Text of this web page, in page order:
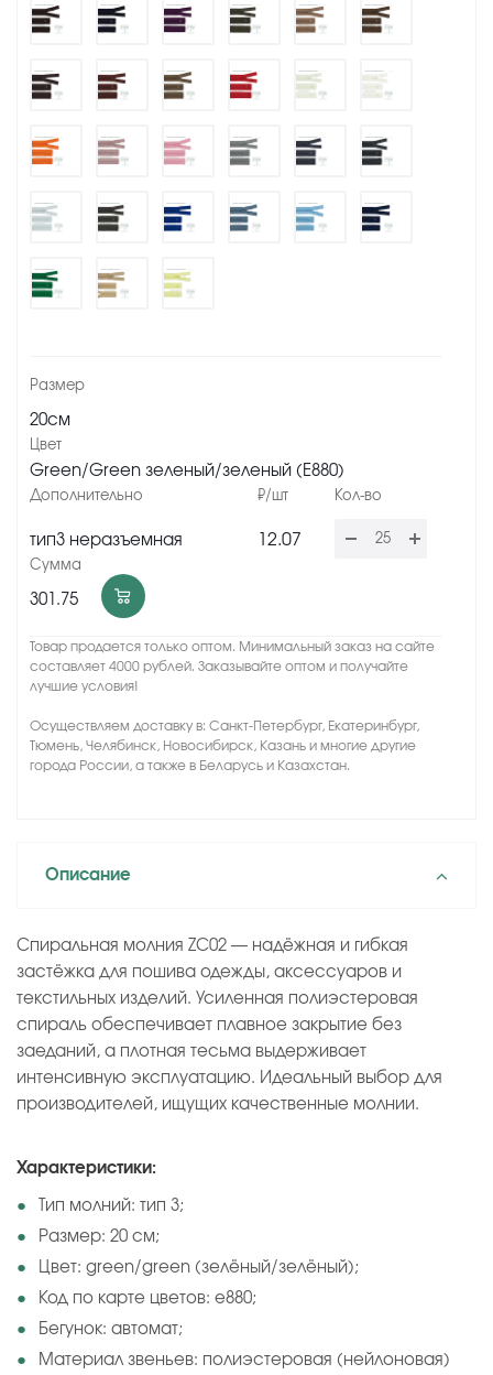
20см
Green/Green зеленый/зеленый (Е880)
тип3 неразъемная 12.07
301.75
Товар продается только оптом. Минимальный заказ на сайте
составляет 4000 рублей. Заказывайте оптом и получайте
лучшие условия!
Осуществляем доставку в: Санкт-Петербург, Екатеринбург,
Тюмень, Челябинск, Новосибирск, Казань и многие другие
города России, а также в Беларусь и Казахстан.
Описание
Спиральная молния ZC02 — надёжная и гибкая
застёжка для пошива одежды, аксессуаров и
текстильных изделий. Усиленная полиэстеровая
спираль обеспечивает плавное закрытие без
заеданий, а плотная тесьма выдерживает
интенсивную эксплуатацию. Идеальный выбор для
производителей, ищущих качественные молнии.
Характеристики:
Тип молний: тип 3;
Размер: 20 см;
Цвет: green/green (зелёный/зелёный);
Код по карте цветов: e880;
Бегунок: автомат;
Материал звеньев: полиэстеровая (нейлоновая)